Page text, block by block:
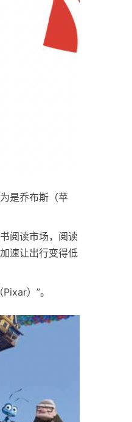
是乔布斯（苹
阅读市场，阅读
速让出行变得低
）”。